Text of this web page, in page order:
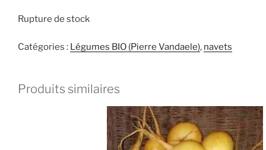
Rupture de stock
Catégories : Légumes BIO (Pierre Vandaele), navets
Produits similaires